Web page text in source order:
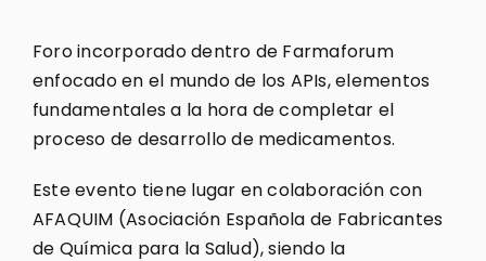
Foro incorporado dentro de Farmaforum
enfocado en el mundo de los APIs, elementos
fundamentales a la hora de completar el
proceso de desarrollo de medicamentos.
Este evento tiene lugar en colaboración con
AFAQUIM (Asociación Española de Fabricantes
de Química para la Salud), siendo la